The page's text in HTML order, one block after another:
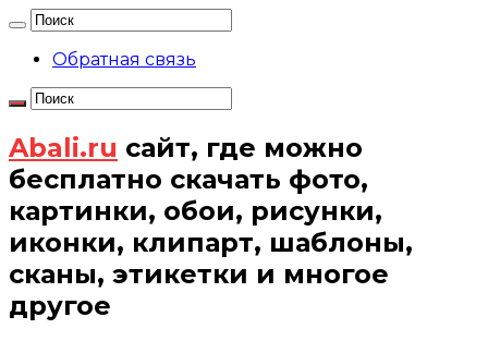
Обратная связь
Abali.ru сайт, где можно
бесплатно скачать фото,
картинки, обои, рисунки,
иконки, клипарт, шаблоны,
сканы, этикетки и многое
другое